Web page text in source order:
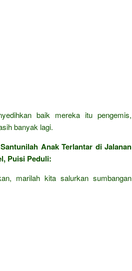
baik mereka itu pengemis,
banyak lagi.
Anak Terlantar di Jalanan
Puisi Peduli:
marilah kita salurkan sumbangan